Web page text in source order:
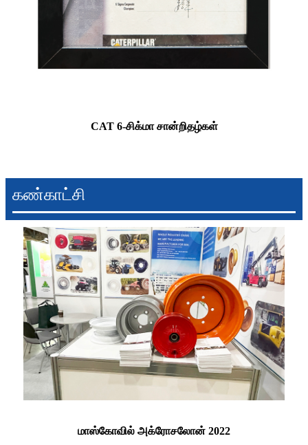
CAT 6-சிக்மா சான்றிதழ்கள்
கண்காட்சி
மாஸ்கோவில் அக்ரோசலோன் 2022